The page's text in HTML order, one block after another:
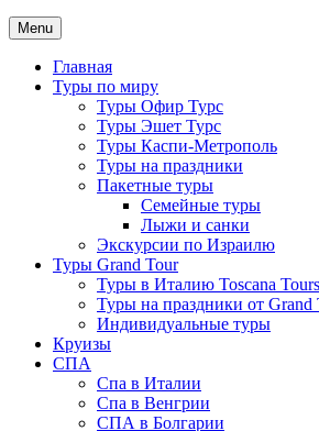
Menu
Главная
Туры по миру
Туры Офир Турс
Туры Эшет Турс
Туры Каспи-Метрополь
Туры на праздники
Пакетные туры
Семейные туры
Лыжи и санки
Экскурсии по Израилю
Туры Grand Tour
Туры в Италию Toscana Tours
Туры на праздники от Grand
Индивидуальные туры
Круизы
СПА
Спа в Италии
Спа в Венгрии
СПА в Болгарии